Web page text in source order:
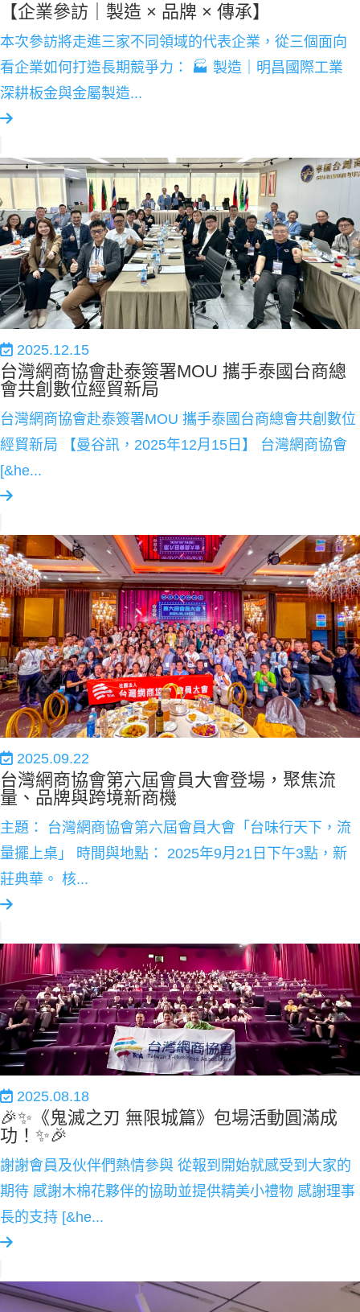
【企業參訪｜製造 × 品牌 × 傳承】
本次參訪將走進三家不同領域的代表企業，從三個面向
看企業如何打造長期競爭力： 🏭 製造｜明昌國際工業
深耕板金與金屬製造...
2025.12.15
台灣網商協會赴泰簽署MOU 攜手泰國台商總
會共創數位經貿新局
台灣網商協會赴泰簽署MOU 攜手泰國台商總會共創數位
經貿新局 【曼谷訊，2025年12月15日】 台灣網商協會
[&he...
2025.09.22
台灣網商協會第六屆會員大會登場，聚焦流
量、品牌與跨境新商機
主題： 台灣網商協會第六屆會員大會「台味行天下，流
量擺上桌」 時間與地點： 2025年9月21日下午3點，新
莊典華。 核...
2025.08.18
🎉✨《鬼滅之刃 無限城篇》包場活動圓滿成
功！✨🎉
謝謝會員及伙伴們熱情參與 從報到開始就感受到大家的
期待 感謝木棉花夥伴的協助並提供精美小禮物 感謝理事
長的支持 [&he...